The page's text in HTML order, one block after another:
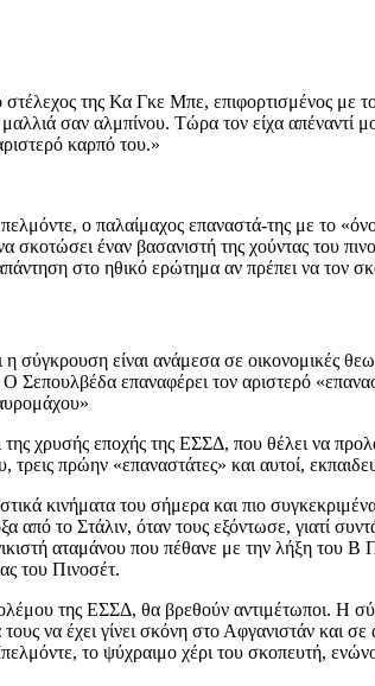
της Κα Γκε Μπε, επιφορτισμένος με
μαλλιά σαν αλμπίνου. Τώρα τον είχα
καρπό του.»
ο παλαίμαχος επαναστά-της με το
σκοτώσει έναν βασανιστή της χούντας του
στο ηθικό ερώτημα αν πρέπει να τον
η σύγκρουση είναι ανάμεσα σε οικονομικές
Ο Σεπουλβέδα επαναφέρει τον αριστερό
χρυσής εποχής της ΕΣΣΔ, που θέλει να
τρεις πρώην «επαναστάτες» και αυτοί,
κινήματα του σήμερα και πιο
από το Στάλιν, όταν τους εξόντωσε, γιατί
αταμάνου που πέθανε με την λήξη του
του Πινοσέτ.
της ΕΣΣΔ, θα βρεθούν αντιμέτωποι. Η
να έχει γίνει σκόνη στο Αφγανιστάν
το ψύχραιμο χέρι του σκοπευτή,